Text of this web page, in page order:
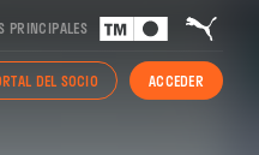
PRINCIPALES
DEL SOCIO ACCEDER